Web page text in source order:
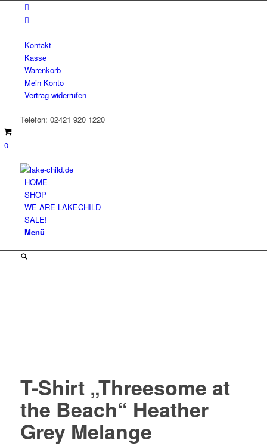
Kontakt
Kasse
Warenkorb
Mein Konto
Vertrag widerrufen
Telefon: 02421 920 1220
0
HOME
SHOP
WE ARE LAKECHILD
SALE!
Menü
T-Shirt „Threesome at
the Beach“ Heather
Grey Melange